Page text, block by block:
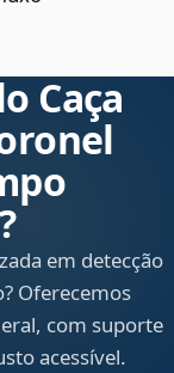
Caça
em detecção
Oferecemos
com suporte
acessível.